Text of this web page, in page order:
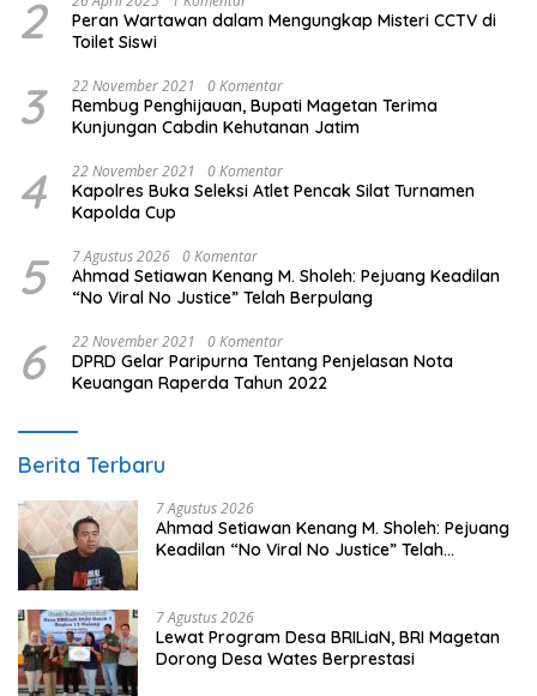
2
Peran Wartawan dalam Mengungkap Misteri CCTV di
Toilet Siswi
3 22 November 2021 0 Komentar
Rembug Penghijauan, Bupati Magetan Terima
Kunjungan Cabdin Kehutanan Jatim
4 22 November 2021 0 Komentar
Kapolres Buka Seleksi Atlet Pencak Silat Turnamen
Kapolda Cup
5 7 Agustus 2026 0 Komentar
Ahmad Setiawan Kenang M. Sholeh: Pejuang Keadilan
“No Viral No Justice” Telah Berpulang
6 22 November 2021 0 Komentar
DPRD Gelar Paripurna Tentang Penjelasan Nota
Keuangan Raperda Tahun 2022
Berita Terbaru
7 Agustus 2026
Ahmad Setiawan Kenang M. Sholeh: Pejuang
Keadilan “No Viral No Justice” Telah
7 Agustus 2026
Lewat Program Desa BRILiaN, BRI Magetan
Dorong Desa Wates Berprestasi